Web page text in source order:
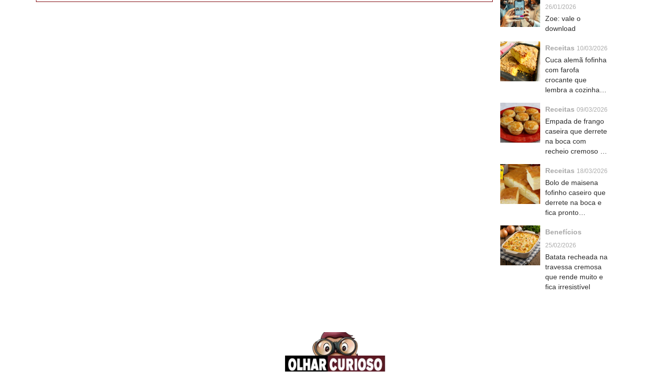
26/01/2026
Zoe: vale o
download
Receitas 10/03/2026
Cuca alemã fofinha
com farofa
crocante que
lembra a cozinha
do Brasil
Receitas 09/03/2026
Empada de frango
caseira que derrete
na boca com
recheio cremoso e
Receitas 18/03/2026
Bolo de maisena
fofinho caseiro que
derrete na boca e
fica pronto
Benefícios
25/02/2026
Batata recheada na
travessa cremosa
que rende muito e
fica irresistível